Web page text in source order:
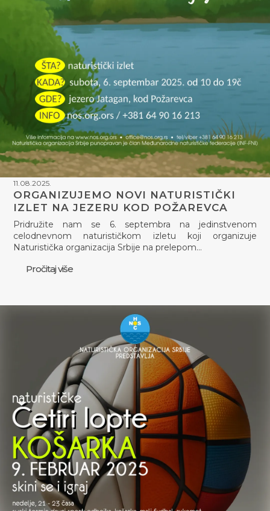
11.08.2025.
ORGANIZUJEMO NOVI NATURISTIČKI
IZLET NA JEZERU KOD POŽAREVCA
Pridružite nam se 6. septembra na jedinstvenom
celodnevnom naturističkom izletu koji organizuje
Naturistička organizacija Srbije na prelepom…
Pročitaj više